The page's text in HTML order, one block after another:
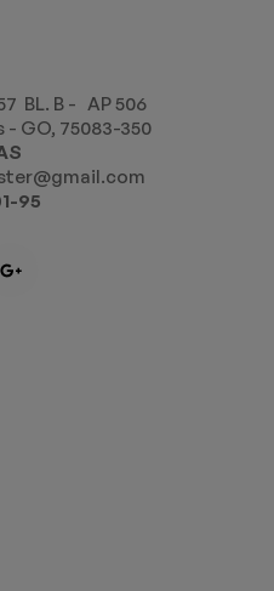
BL. B - AP 506
- GO, 75083-350
95